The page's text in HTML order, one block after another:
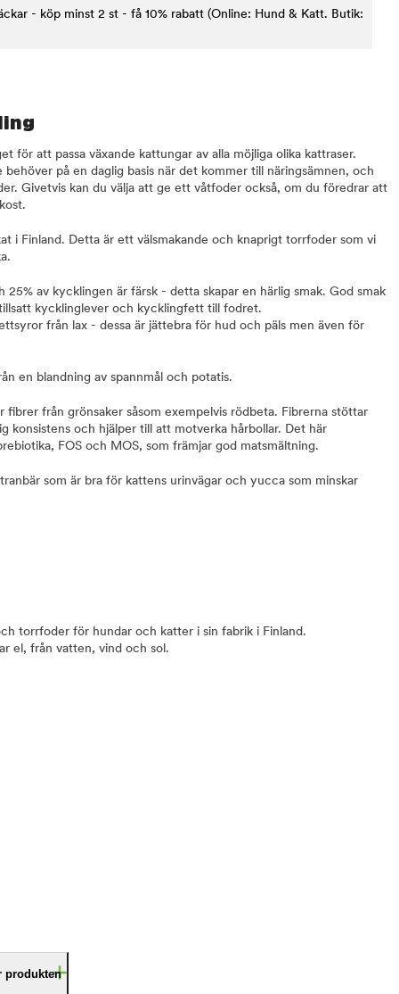
- köp minst 2 st - få 10% rabatt (Online: Hund & Katt. Butik:
för att passa växande kattungar av alla möjliga olika kattraser.
på en daglig basis när det kommer till näringsämnen, och
Givetvis kan du välja att ge ett våtfoder också, om du föredrar att
i Finland. Detta är ett välsmakande och knaprigt torrfoder som vi
av kycklingen är färsk - detta skapar en härlig smak. God smak
kycklinglever och kycklingfett till fodret.
från lax - dessa är jättebra för hud och päls men även för
en blandning av spannmål och potatis.
fibrer från grönsaker såsom exempelvis rödbeta. Fibrerna stöttar
konsistens och hjälper till att motverka hårbollar. Det här
FOS och MOS, som främjar god matsmältning.
som är bra för kattens urinvägar och yucca som minskar
torrfoder för hundar och katter i sin fabrik i Finland.
el, från vatten, vind och sol.
produkten